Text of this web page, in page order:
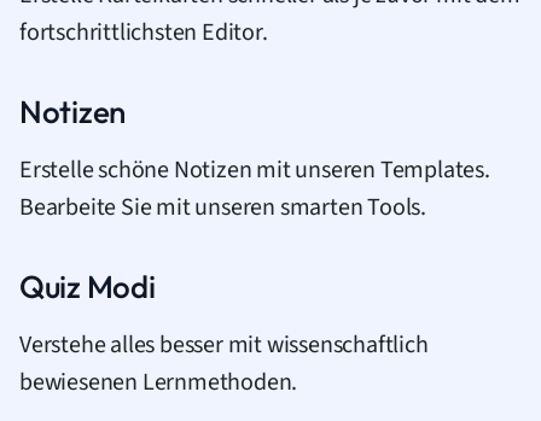
fortschrittlichsten Editor.
Notizen
Erstelle schöne Notizen mit unseren Templates.
Bearbeite Sie mit unseren smarten Tools.
Quiz Modi
Verstehe alles besser mit wissenschaftlich
bewiesenen Lernmethoden.